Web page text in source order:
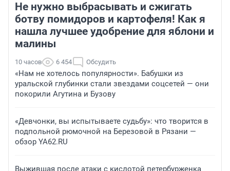
Не нужно выбрасывать и сжигать
ботву помидоров и картофеля! Как я
нашла лучшее удобрение для яблони и
малины
10 часов 6 454 Обсудить
«Нам не хотелось популярности». Бабушки из
уральской глубинки стали звездами соцсетей — они
покорили Агутина и Бузову
«Девчонки, вы испытываете судьбу»: что творится в
подпольной рюмочной на Березовой в Рязани —
обзор YA62.RU
Выжившая после атаки с кислотой петербурженка